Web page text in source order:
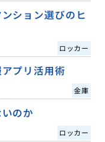
ション選びのヒ
ロッカー
プリ活用術
金庫
のか
ロッカー